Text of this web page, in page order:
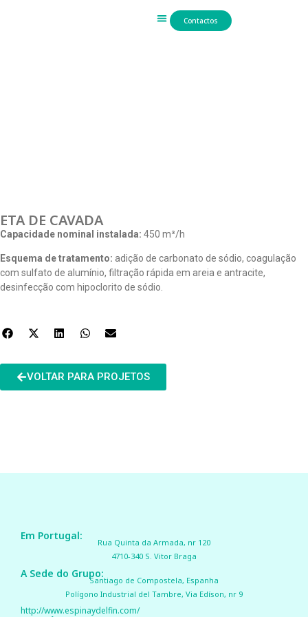
Contactos
ETA DE CAVADA
Capacidade nominal instalada: 450 m³/h
Esquema de tratamento: adição de carbonato de sódio, coagulação
com sulfato de alumínio, filtração rápida em areia e antracite,
desinfecção com hipoclorito de sódio.
VOLTAR PARA PROJETOS
Em Portugal:
Rua Quinta da Armada, nr 120
4710-340 S. Vitor Braga
A Sede do Grupo:
Santiago de Compostela, Espanha
Polígono Industrial del Tambre, Via Edíson, nr 9
http://www.espinaydelfin.com/